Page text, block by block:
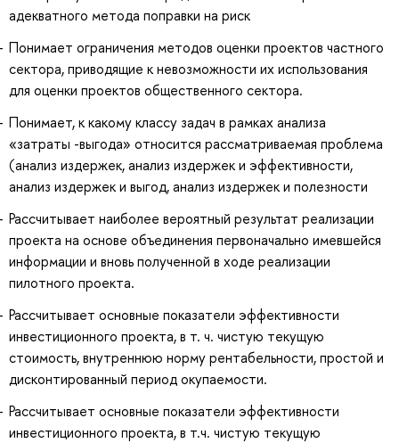
адекватного метода поправки на риск
Понимает ограничения методов оценки проектов частного
сектора, приводящие к невозможности их использования
для оценки проектов общественного сектора.
Понимает, к какому классу задач в рамках анализа
«затраты -выгода» относится рассматриваемая проблема
(анализ издержек, анализ издержек и эффективности,
анализ издержек и выгод, анализ издержек и полезности
Рассчитывает наиболее вероятный результат реализации
проекта на основе объединения первоначально имевшейся
информации и вновь полученной в ходе реализации
пилотного проекта.
Рассчитывает основные показатели эффективности
инвестиционного проекта, в т. ч. чистую текущую
стоимость, внутреннюю норму рентабельности, простой и
дисконтированный период окупаемости.
Рассчитывает основные показатели эффективности
инвестиционного проекта, в т.ч. чистую текущую